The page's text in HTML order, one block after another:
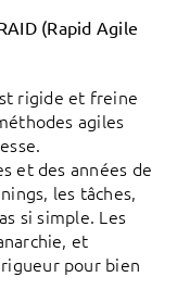
(Rapid Agile
rigide et freine
agiles
et des années de
les tâches,
si simple. Les
et
pour bien